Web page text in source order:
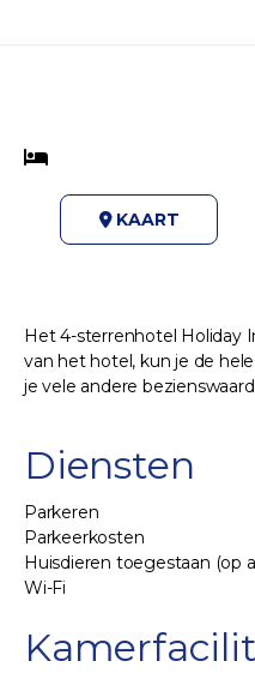
KAART
Het 4-sterrenhotel Holiday
van het hotel, kun je de
je vele andere
Diensten
Parkeren
Parkeerkosten
Huisdieren toegestaan (op
Wi-Fi